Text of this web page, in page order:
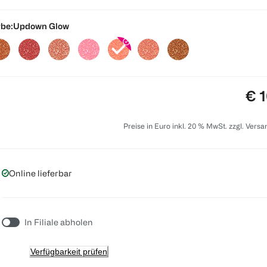
Updown Glow
€
Preise in Euro inkl. 20 % MwSt. zzgl.
Online lieferbar
In Filiale abholen
Verfügbarkeit prüfen